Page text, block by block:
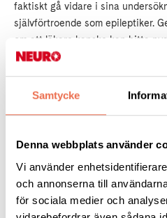
Samtycke
Denna webbplats använder
Vi använder
och annonserna till
för sociala medier och
faktiskt gå vidare i sina
självförtroende som epileptiker.
om att läkare kanske kan hitta
och underlätta deras liv.
- Jag har pratat med patienter
fina liv jag har nu, säger Rut